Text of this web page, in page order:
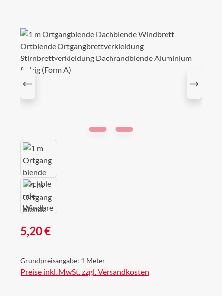
Bildergalerie überspringen
Regulärer Preis:
5,20 €
Grundpreisangabe: 1 Meter
Preise inkl. MwSt. zzgl. Versandkosten